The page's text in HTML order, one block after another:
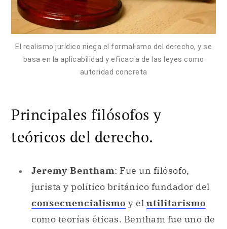
El realismo jurídico niega el formalismo del derecho, y se
basa en la aplicabilidad y eficacia de las leyes como
autoridad concreta
Principales filósofos y
teóricos del derecho.
Jeremy Bentham: Fue un filósofo,
jurista y político británico fundador del
consecuencialismo y el utilitarismo
como teorías éticas. Bentham fue uno de